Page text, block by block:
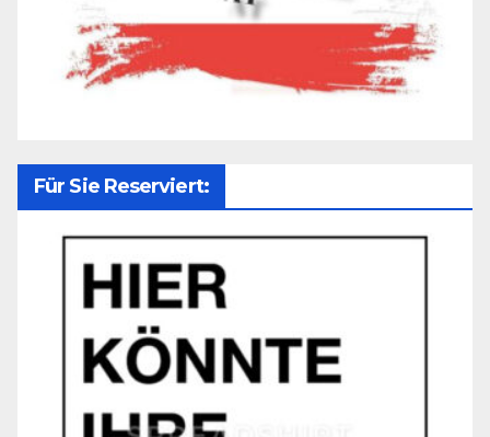
Für Sie Reserviert: